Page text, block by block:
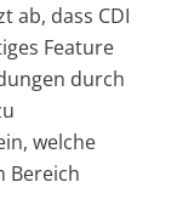
ab, dass CDI
Feature
durch
welche
Bereich